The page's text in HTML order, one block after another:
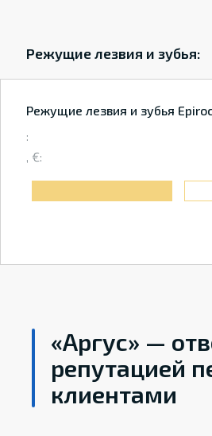
Режущие лезвия и зубья:
Режущие лезвия и зубья
:
, €:
«Аргус» —
репутацией
клиентами